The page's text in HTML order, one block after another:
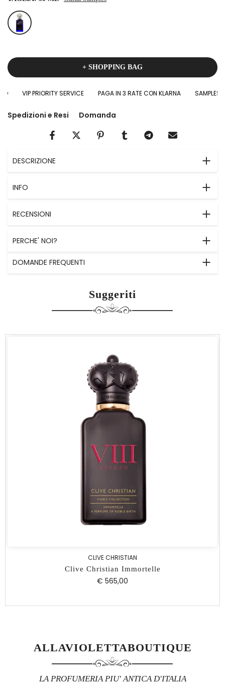
+ SHOPPING BAG
VIP PRIORITY SERVICE PAGA IN 3 RATE CON KLARNA SAMPLES
Spedizioni e Resi Domanda
DESCRIZIONE
INFO
RECENSIONI
PERCHE' NOI?
DOMANDE FREQUENTI
Suggeriti
CLIVE CHRISTIAN
Clive Christian Immortelle
€ 565,00
ALLAVIOLETTABOUTIQUE
LA PROFUMERIA PIU' ANTICA D'ITALIA